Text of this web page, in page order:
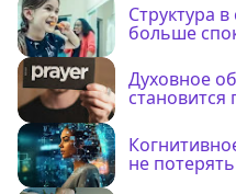
Структура
больше
Духовное
становится
не